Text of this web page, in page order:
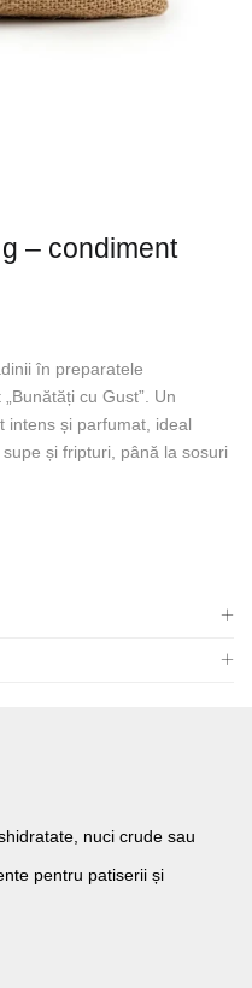
– condiment
în preparatele
cu Gust”. Un
intens și parfumat, ideal
și fripturi, până la sosuri
nuci crude sau
pentru patiserii și